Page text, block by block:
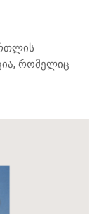
რომელიც